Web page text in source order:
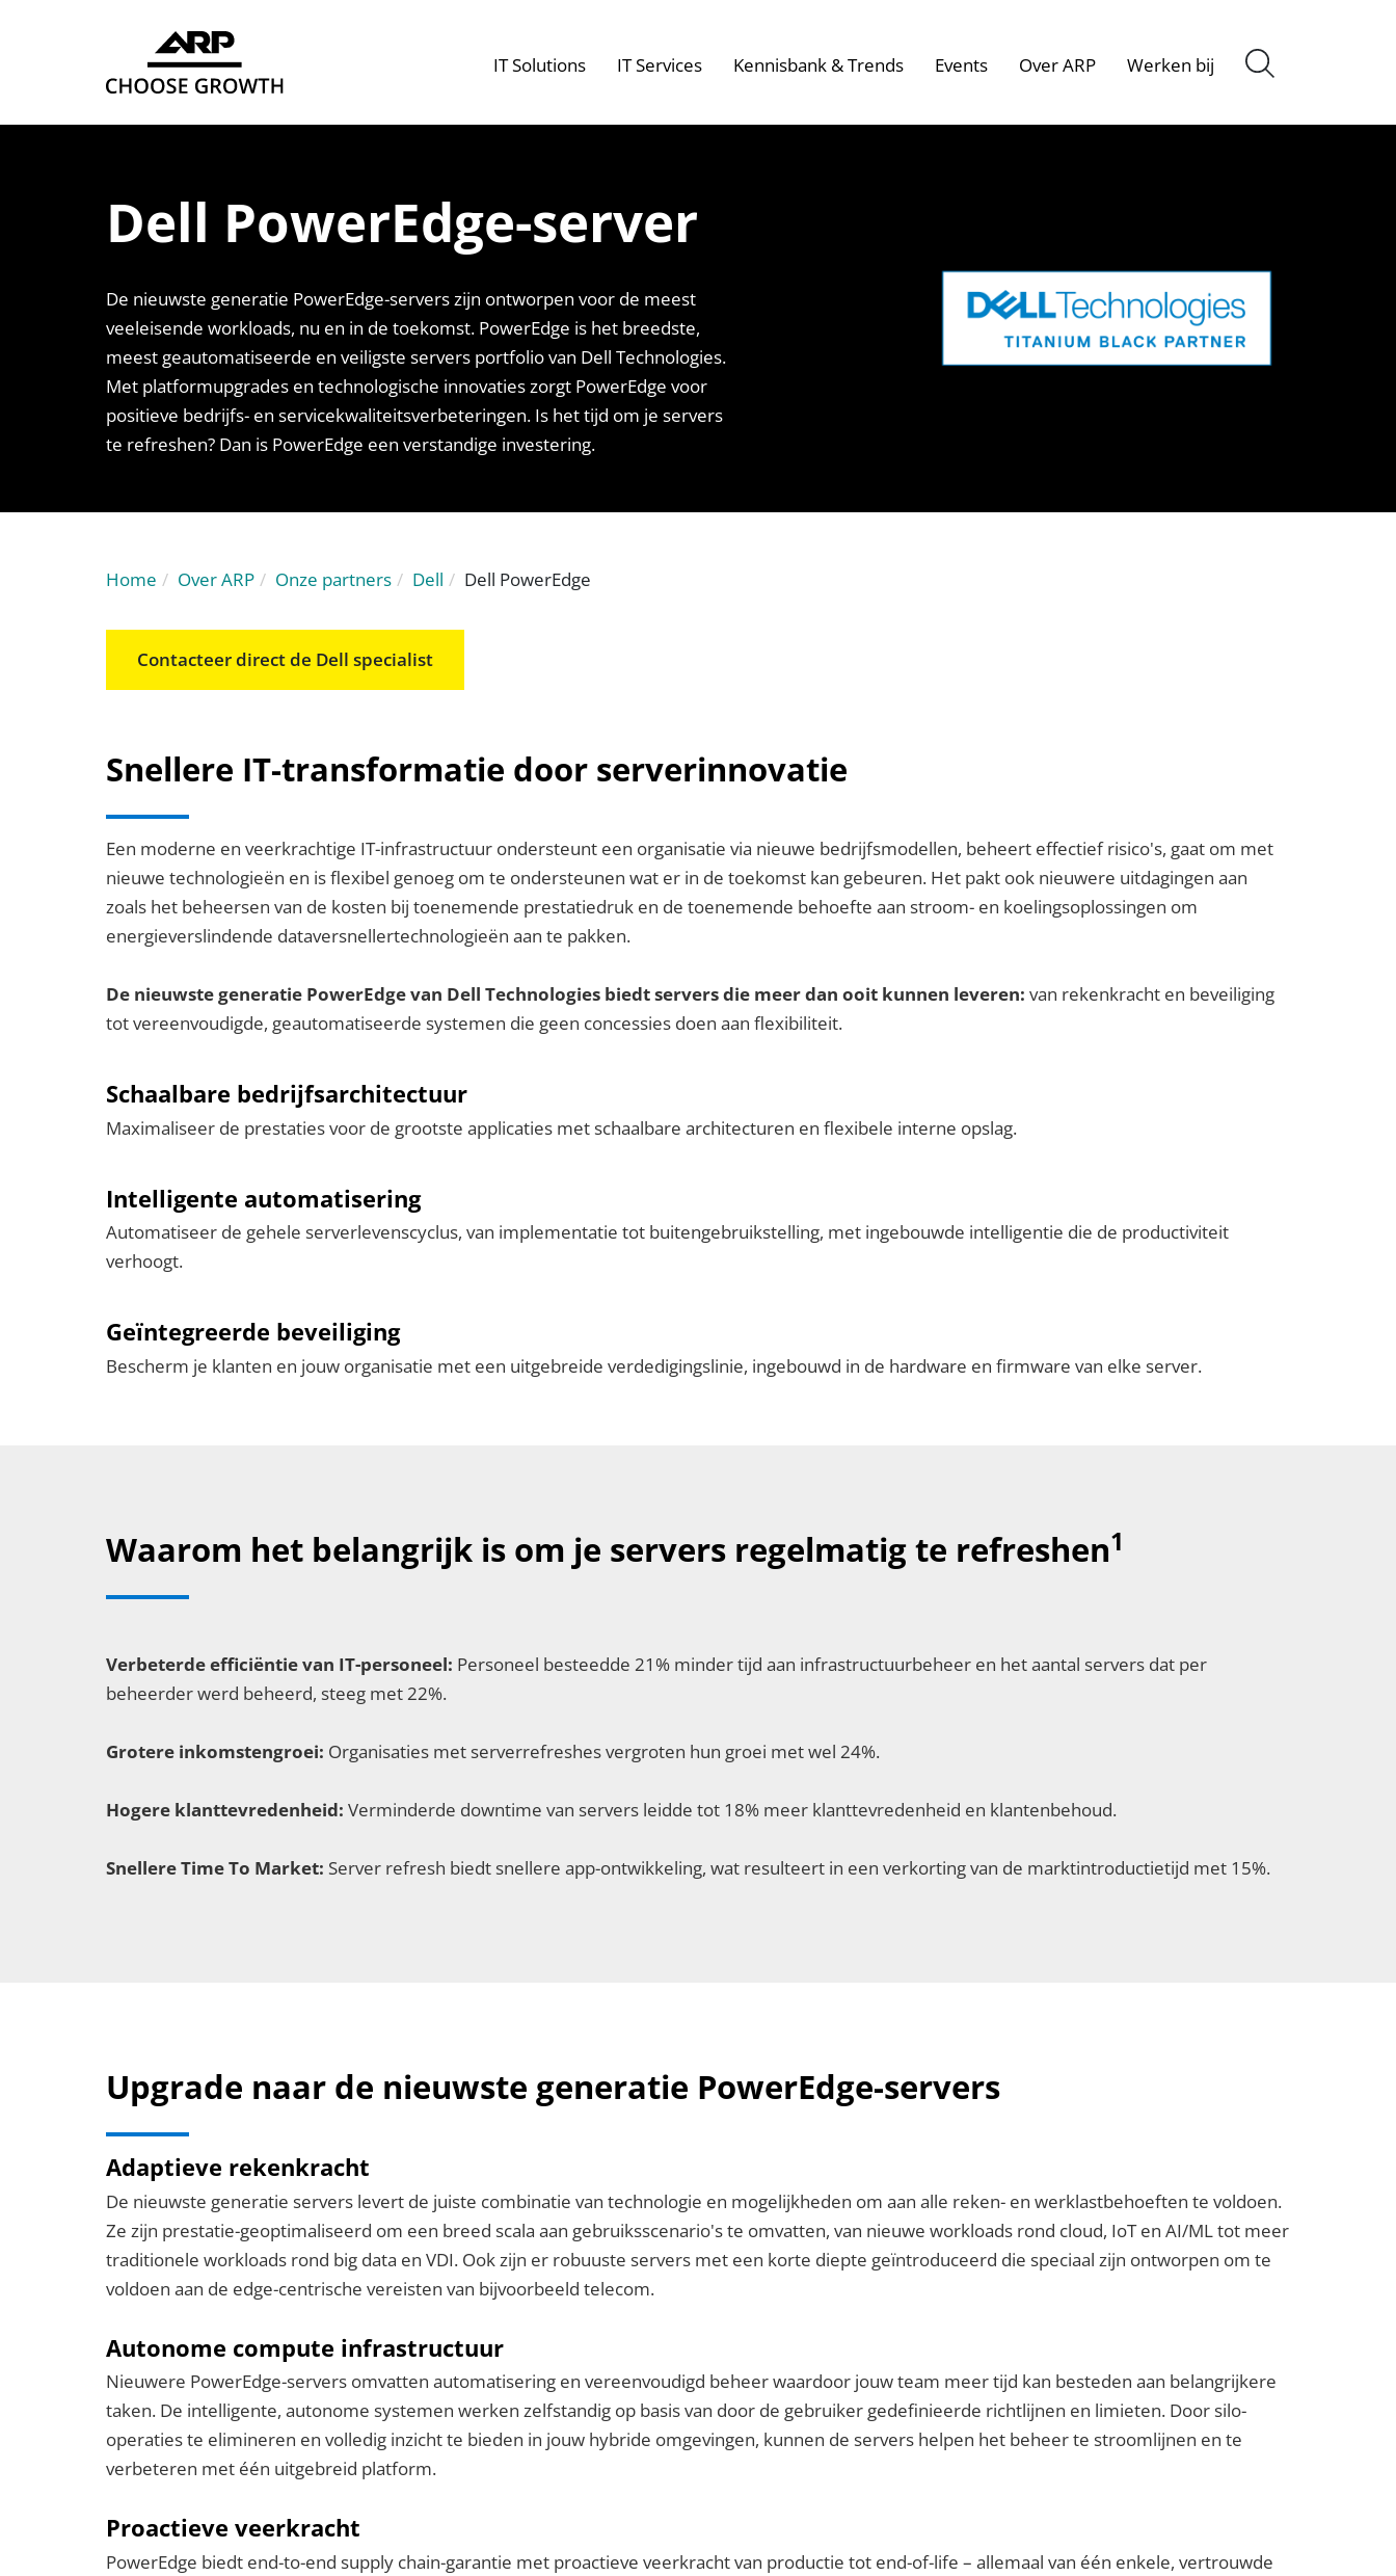
IT Solutions
IT Solutions
IT infrastructure
IT Services
IT Services
Readiness review
Kennisbank & Trends
Kennisbank & Trends
Events Over ARP
Over ARP
Referenties
MVO
ARP on AIR - Podcast ICT
Contact
Werken bij
Werken bij
Dell PowerEdge-server
De nieuwste generatie PowerEdge-servers zijn ontworpen voor de meest
veeleisende workloads, nu en in de toekomst. PowerEdge is het breedste,
meest geautomatiseerde en veiligste servers portfolio van Dell Technologies.
Met platformupgrades en technologische innovaties zorgt PowerEdge voor
positieve bedrijfs- en servicekwaliteitsverbeteringen. Is het tijd om je servers
te refreshen? Dan is PowerEdge een verstandige investering.
Home Over ARP Onze partners Dell Dell PowerEdge
Contacteer direct de Dell specialist
Snellere IT-transformatie door serverinnovatie
Een moderne en veerkrachtige IT-infrastructuur ondersteunt een organisatie via nieuwe bedrijfsmodellen, beheert effectief risico's, gaat om met
nieuwe technologieën en is flexibel genoeg om te ondersteunen wat er in de toekomst kan gebeuren. Het pakt ook nieuwere uitdagingen aan
zoals het beheersen van de kosten bij toenemende prestatiedruk en de toenemende behoefte aan stroom- en koelingsoplossingen om
energieverslindende dataversnellertechnologieën aan te pakken.
De nieuwste generatie PowerEdge van Dell Technologies biedt servers die meer dan ooit kunnen leveren: van rekenkracht en beveiliging
tot vereenvoudigde, geautomatiseerde systemen die geen concessies doen aan flexibiliteit.
Schaalbare bedrijfsarchitectuur
Maximaliseer de prestaties voor de grootste applicaties met schaalbare architecturen en flexibele interne opslag.
Intelligente automatisering
Automatiseer de gehele serverlevenscyclus, van implementatie tot buitengebruikstelling, met ingebouwde intelligentie die de productiviteit
verhoogt.
Geïntegreerde beveiliging
Bescherm je klanten en jouw organisatie met een uitgebreide verdedigingslinie, ingebouwd in de hardware en firmware van elke server.
Waarom het belangrijk is om je servers regelmatig te refreshen1
Verbeterde efficiëntie van IT-personeel: Personeel besteedde 21% minder tijd aan infrastructuurbeheer en het aantal servers dat per
beheerder werd beheerd, steeg met 22%.
Grotere inkomstengroei: Organisaties met serverrefreshes vergroten hun groei met wel 24%.
Hogere klanttevredenheid: Verminderde downtime van servers leidde tot 18% meer klanttevredenheid en klantenbehoud.
Snellere Time To Market: Server refresh biedt snellere app-ontwikkeling, wat resulteert in een verkorting van de marktintroductietijd met 15%.
Upgrade naar de nieuwste generatie PowerEdge-servers
Adaptieve rekenkracht
De nieuwste generatie servers levert de juiste combinatie van technologie en mogelijkheden om aan alle reken- en werklastbehoeften te voldoen.
Ze zijn prestatie-geoptimaliseerd om een breed scala aan gebruiksscenario's te omvatten, van nieuwe workloads rond cloud, IoT en AI/ML tot meer
traditionele workloads rond big data en VDI. Ook zijn er robuuste servers met een korte diepte geïntroduceerd die speciaal zijn ontworpen om te
voldoen aan de edge-centrische vereisten van bijvoorbeeld telecom.
Autonome compute infrastructuur
Nieuwere PowerEdge-servers omvatten automatisering en vereenvoudigd beheer waardoor jouw team meer tijd kan besteden aan belangrijkere
taken. De intelligente, autonome systemen werken zelfstandig op basis van door de gebruiker gedefinieerde richtlijnen en limieten. Door silo-
operaties te elimineren en volledig inzicht te bieden in jouw hybride omgevingen, kunnen de servers helpen het beheer te stroomlijnen en te
verbeteren met één uitgebreid platform.
Proactieve veerkracht
PowerEdge biedt end-to-end supply chain-garantie met proactieve veerkracht van productie tot end-of-life – allemaal van één enkele, vertrouwde